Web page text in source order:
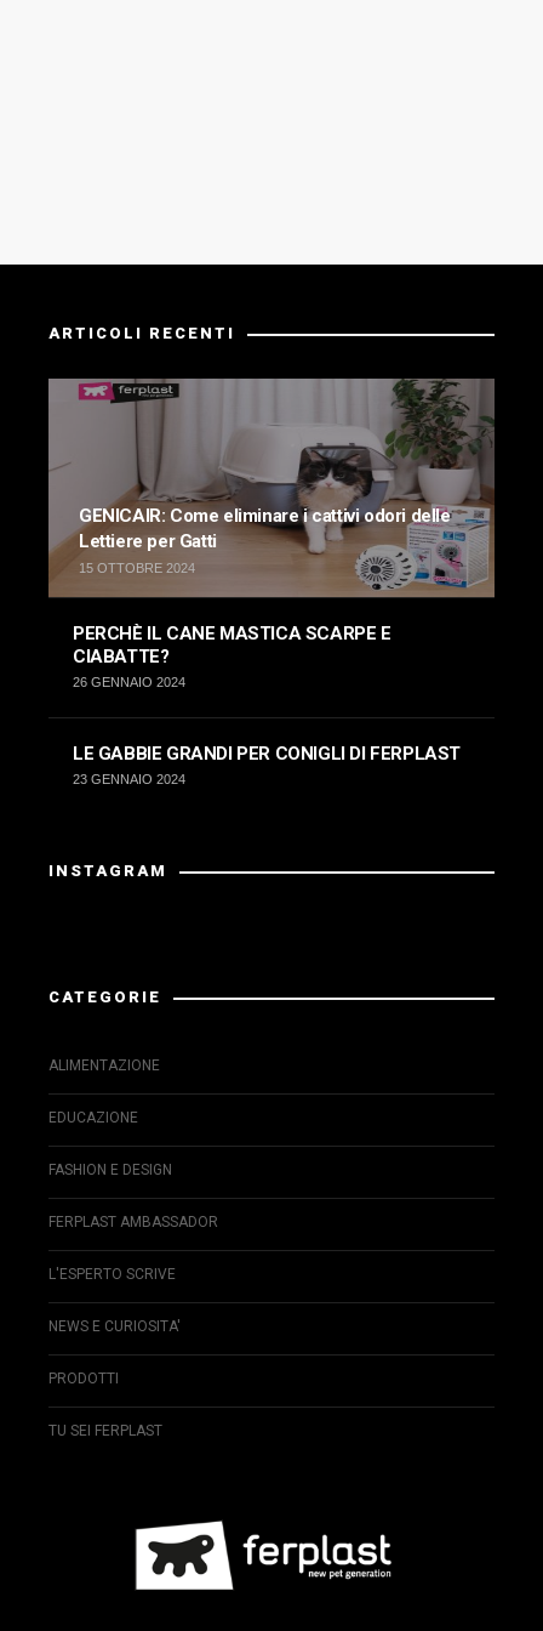
ARTICOLI RECENTI
GENICAIR: Come eliminare i cattivi odori delle
Lettiere per Gatti
15 OTTOBRE 2024
PERCHÈ IL CANE MASTICA SCARPE E
CIABATTE?
26 GENNAIO 2024
LE GABBIE GRANDI PER CONIGLI DI FERPLAST
23 GENNAIO 2024
INSTAGRAM
CATEGORIE
ALIMENTAZIONE
EDUCAZIONE
FASHION E DESIGN
FERPLAST AMBASSADOR
L'ESPERTO SCRIVE
NEWS E CURIOSITA'
PRODOTTI
TU SEI FERPLAST